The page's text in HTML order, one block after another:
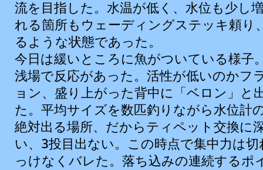
流を目指した。水温が低く、水位も少し
れる箇所もウェーディングステッキ頼り
るような状態であった。
今日は緩いところに魚がついている様子
浅場で反応があった。活性が低いのかフ
ョン、盛り上がった背中に「ベロン」と
た。平均サイズを数匹釣りながら水位計
絶対出る場所、だからティペット交換に
い、3投目出ない。この時点で集中力は
っけなくバレた。落ち込みの連続するポ